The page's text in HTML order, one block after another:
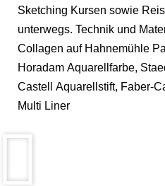
Sketching Kursen sowie
unterwegs. Technik und
Collagen auf Hahnemühle
Horadam Aquarellfarbe,
Castell Aquarellstift, Faber-
Multi Liner